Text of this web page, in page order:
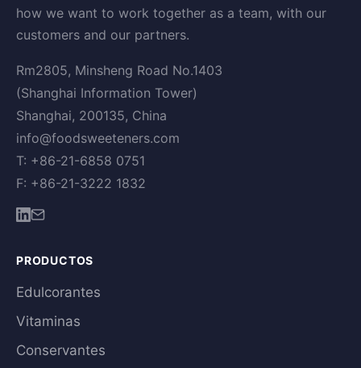
how we want to work together as a team, with our
customers and our partners.
Rm2805, Minsheng Road No.1403
(Shanghai Information Tower)
Shanghai, 200135, China
info@foodsweeteners.com
T: +86-21-6858 0751
F: +86-21-3222 1832
PRODUCTOS
Edulcorantes
Vitaminas
Conservantes